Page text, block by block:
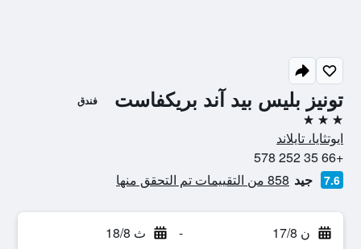
تونيز بليس بيد آند بريكفاست فندق
3 نجوم
ايوتثايا، تايلاند
+66 35 252 578
7.6 جيد 858 من التقييمات تم التحقق منها
ن 17/8 - ث 18/8